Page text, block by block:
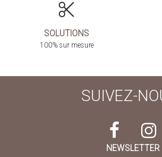
SOLUTIONS
100% sur mesure
SUIVEZ-
NEWSLETTER